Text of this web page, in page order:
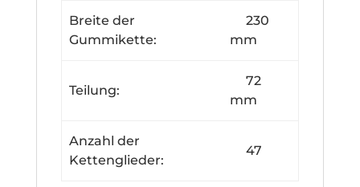
Breite der
Gummikette:
230
mm
Teilung:
72
mm
Anzahl der
Kettenglieder:
47